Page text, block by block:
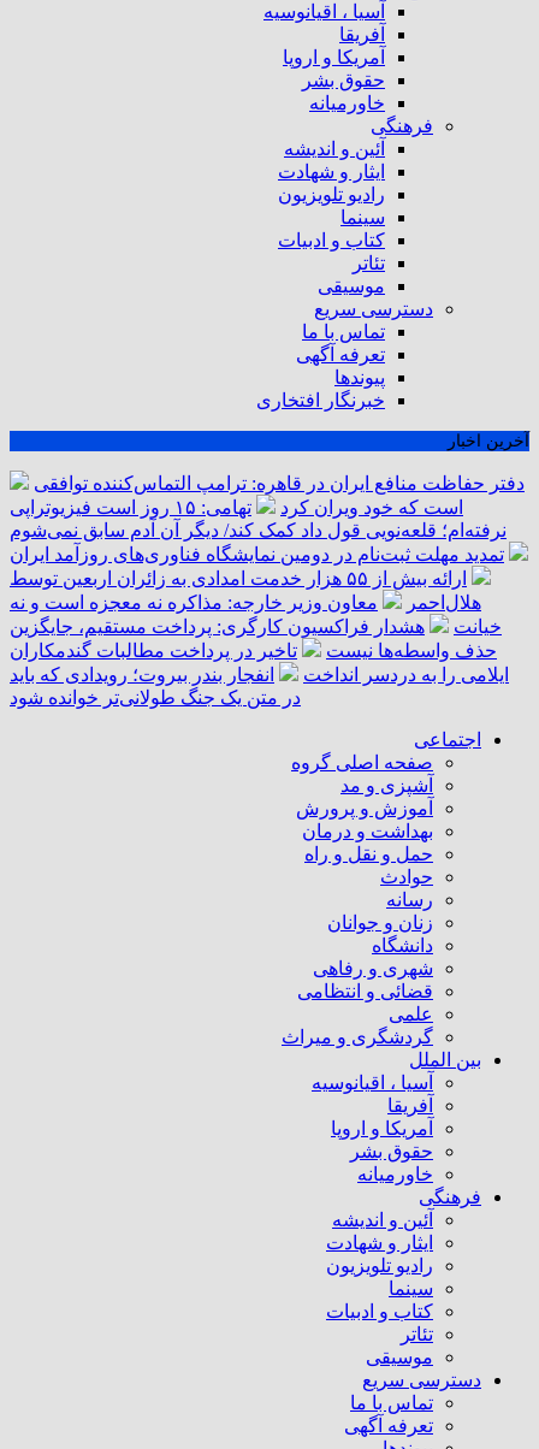
آسیا ، اقیانوسیه
آفریقا
آمریکا و اروپا
حقوق بشر
خاورمیانه
فرهنگی
آئین و اندیشه
ایثار و شهادت
رادیو تلویزیون
سینما
کتاب و ادبیات
تئاتر
موسیقی
دسترسی سریع
تماس با ما
تعرفه آگهی
پیوندها
خبرنگار افتخاری
آخرین اخبار
دفتر حفاظت منافع ایران در قاهره: ترامپ التماس‌کننده توافقی
است که خود ویران کرد
تهامی: ۱۵ روز است فیزیوتراپی
نرفته‌ام؛ قلعه‌نویی قول داد کمک کند/ دیگر آن آدم سابق نمی‌شوم
تمدید مهلت ثبت‌نام در دومین نمایشگاه فناوری‌های روزآمد ایران
ارائه بیش از ۵۵ هزار خدمت امدادی به زائران اربعین توسط
هلال‌احمر
معاون وزیر خارجه: مذاکره نه معجزه است و نه
خیانت
هشدار فراکسیون کارگری: پرداخت مستقیم، جایگزین
حذف واسطه‌ها نیست
تاخیر در پرداخت مطالبات گندمکاران
ایلامی را به دردسر انداخت
انفجار بندر بیروت؛ رویدادی که باید
در متن یک جنگ طولانی‌تر خوانده شود
اجتماعی
صفحه اصلی گروه
آشپزی و مد
آموزش و پرورش
بهداشت و درمان
حمل و نقل و راه
حوادث
رسانه
زنان و جوانان
دانشگاه
شهری و رفاهی
قضائی و انتظامی
علمی
گردشگری و میراث
بین الملل
آسیا ، اقیانوسیه
آفریقا
آمریکا و اروپا
حقوق بشر
خاورمیانه
فرهنگی
آئین و اندیشه
ایثار و شهادت
رادیو تلویزیون
سینما
کتاب و ادبیات
تئاتر
موسیقی
دسترسی سریع
تماس با ما
تعرفه آگهی